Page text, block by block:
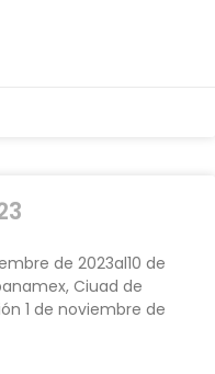
de 2023al10 de
Ciuad de
1 de noviembre de